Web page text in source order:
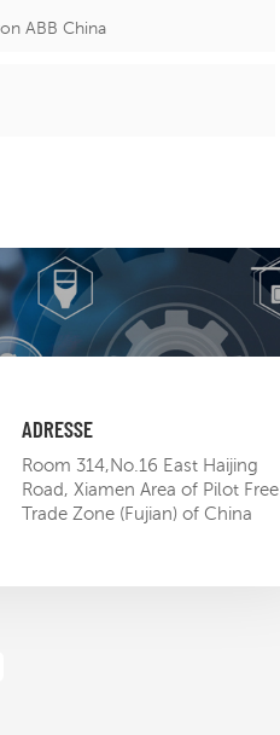
ABB China
ADRESSE
Room 314,No.16 East Haijing
Road, Xiamen Area of Pilot Free
Trade Zone (Fujian) of China